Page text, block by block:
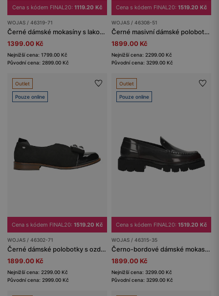
Cena s kódem FINAL20: 1119.20 Kč
WOJAS / 46319-71
Černé dámské mokasíny s lakovanými prvky
1399.00 Kč
Nejnižší cena: 1799.00 Kč
Původní cena: 2899.00 Kč
Cena s kódem FINAL20: 1519.20 Kč
WOJAS / 46308-51
Černé masivní dámské polobotky s přezkou
1899.00 Kč
Nejnižší cena: 2299.00 Kč
Původní cena: 3299.00 Kč
Outlet
Pouze online
Cena s kódem FINAL20: 1519.20 Kč
WOJAS / 46302-71
Černé dámské polobotky s ozdobným výřezem a mašlí
1899.00 Kč
Nejnižší cena: 2299.00 Kč
Původní cena: 2999.00 Kč
Outlet
Pouze online
Cena s kódem FINAL20: 1519.20 Kč
WOJAS / 46315-35
Černo-bordové dámské mokasíny
1899.00 Kč
Nejnižší cena: 3299.00 Kč
Původní cena: 3299.00 Kč